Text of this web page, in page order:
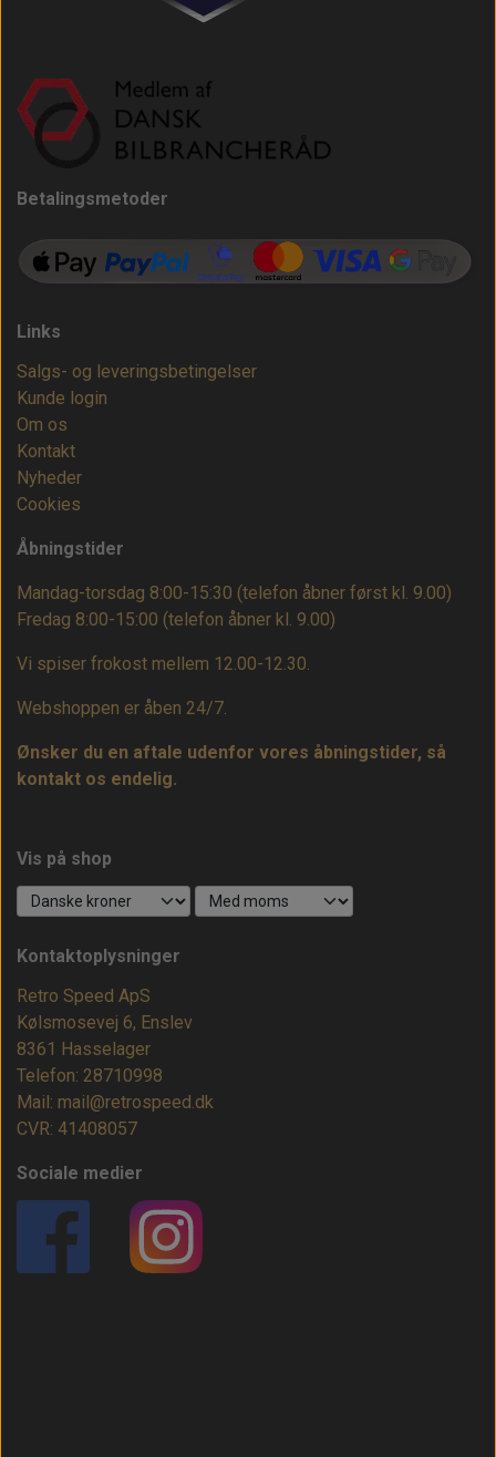
Betalingsmetoder
Links
Salgs- og leveringsbetingelser
Kunde login
Om os
Kontakt
Nyheder
Cookies
Åbningstider
Mandag-torsdag 8:00-15:30 (telefon åbner først kl. 9.00)
Fredag 8:00-15:00 (telefon åbner kl. 9.00)
Vi spiser frokost mellem 12.00-12.30.
Webshoppen er åben 24/7.
Ønsker du en aftale udenfor vores åbningstider, så
kontakt os endelig.
Vis på shop
Kontaktoplysninger
Retro Speed ApS
Kølsmosevej 6, Enslev
8361 Hasselager
Telefon: 28710998
Mail: mail@retrospeed.dk
CVR: 41408057
Sociale medier